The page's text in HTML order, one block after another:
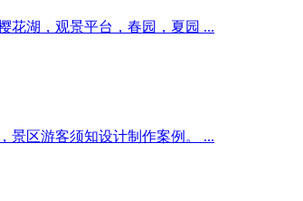
花湖，观景平台，春园，夏园 ...
景区游客须知设计制作案例。 ...